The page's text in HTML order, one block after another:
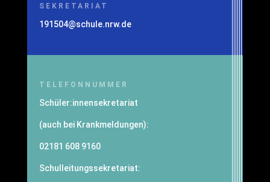
SEKRETARIAT
191504@schule.nrw.de
TELEFONNUMMER
Schüler:innensekretariat
(auch bei Krankmeldungen):
02181 608 9160
Schulleitungssekretariat: